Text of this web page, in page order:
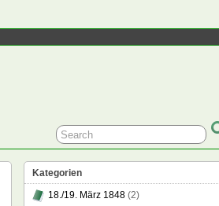
Kategorien
18./19. März 1848 (2)